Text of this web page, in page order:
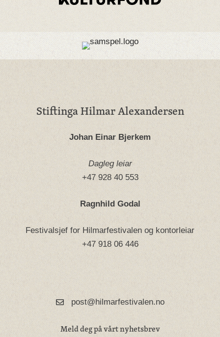
Stiftinga Hilmar Alexandersen
Johan Einar Bjerkem
Dagleg leiar
+47 928 40 553
Ragnhild Godal
Festivalsjef for Hilmarfestivalen og kontorleiar
+47 918 06 446
post@hilmarfestivalen.no
Meld deg på vårt nyhetsbrev